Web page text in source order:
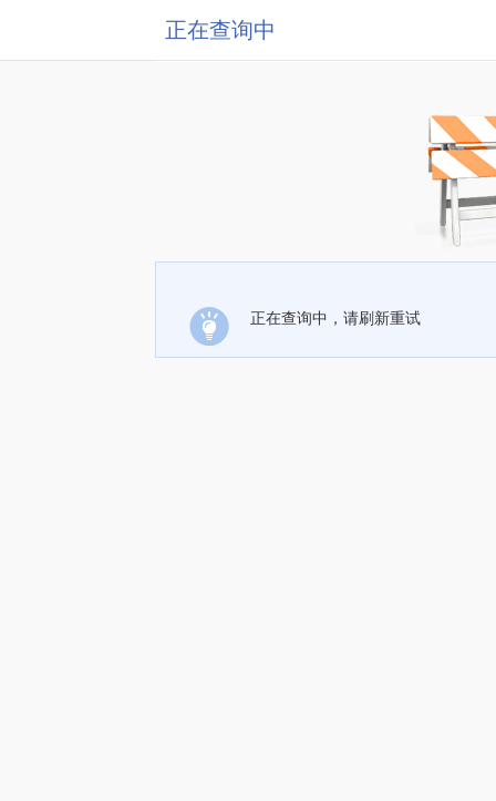
正在查询中
正在查询中，请刷新重试